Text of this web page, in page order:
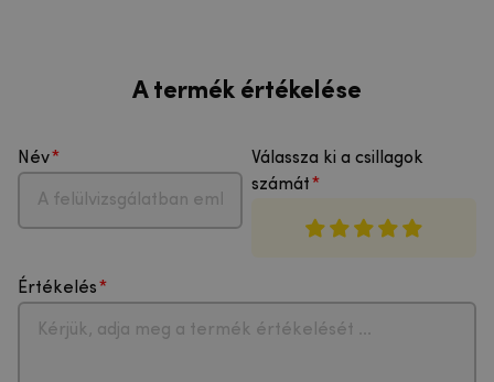
A termék értékelése
Név
Válassza ki a csillagok
számát
Értékelés